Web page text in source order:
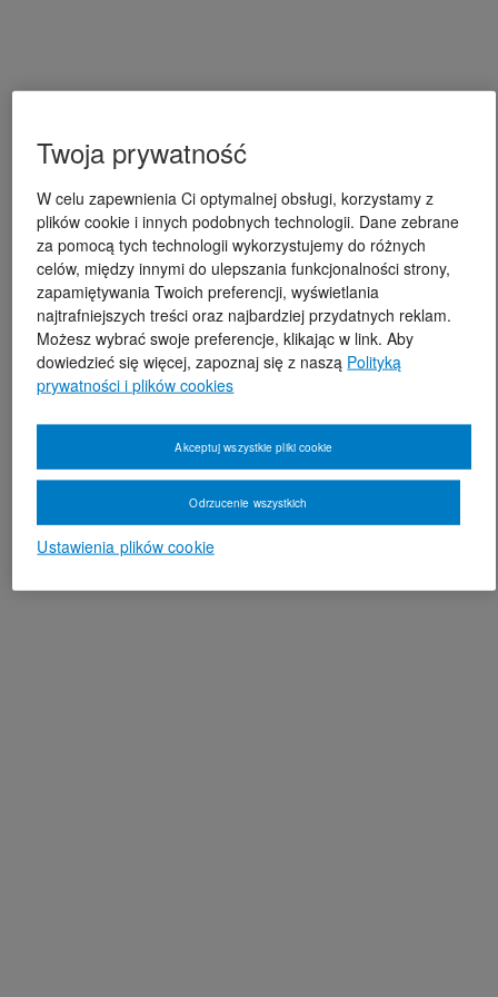
Twoja prywatność
W celu zapewnienia Ci optymalnej obsługi, korzystamy z
plików cookie i innych podobnych technologii. Dane zebrane
za pomocą tych technologii wykorzystujemy do różnych
celów, między innymi do ulepszania funkcjonalności strony,
zapamiętywania Twoich preferencji, wyświetlania
najtrafniejszych treści oraz najbardziej przydatnych reklam.
Możesz wybrać swoje preferencje, klikając w link. Aby
dowiedzieć się więcej, zapoznaj się z naszą Polityką
prywatności i plików cookies
Ustawienia plików cookie
Odrzucenie wszystkich
Akceptuj wszystkie pliki cookie